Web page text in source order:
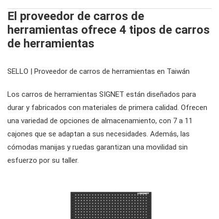
cortadores, abrazaderas, etc.
llaves hexagonales vde
herramientas de servicio general vde
#juegos de herramientas
#llaves combinadas
#llaves de trinquete combinadas
#llaves de trinquete de doble anillo
#llaves de boca dobles
#trinquetes y accesorios
#enchufes
Dados con unidad #3/8"
Dados de impacto con accionamiento
#brocas y casquillos para puntas
Puntas hexagonales #1/4"
conductores de engranajes
El proveedor de carros de
herramientas ofrece 4 tipos de carros
de herramientas
SELLO | Proveedor de carros de herramientas en Taiwán
Los carros de herramientas SIGNET están diseñados para
durar y fabricados con materiales de primera calidad. Ofrecen
una variedad de opciones de almacenamiento, con 7 a 11
cajones que se adaptan a sus necesidades. Además, las
cómodas manijas y ruedas garantizan una movilidad sin
esfuerzo por su taller.